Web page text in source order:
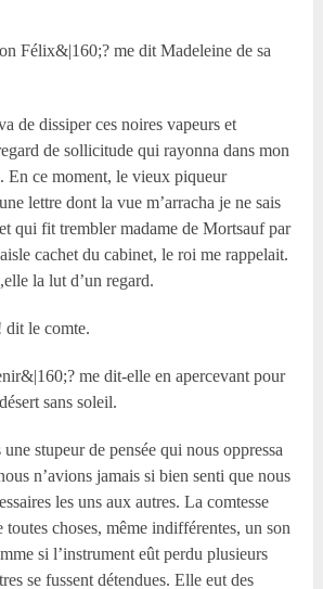
Félix&|160;? me dit Madeleine de sa
de dissiper ces noires vapeurs et
de sollicitude qui rayonna dans mon
En ce moment, le vieux piqueur
lettre dont la vue m’arracha je ne sais
qui fit trembler madame de Mortsauf par
cachet du cabinet, le roi me rappelait.
la lut d’un regard.
le comte.
me dit-elle en apercevant pour
sans soleil.
stupeur de pensée qui nous oppressa
n’avions jamais si bien senti que nous
les uns aux autres. La comtesse
toutes choses, même indifférentes, un son
si l’instrument eût perdu plusieurs
se fussent détendues. Elle eut des